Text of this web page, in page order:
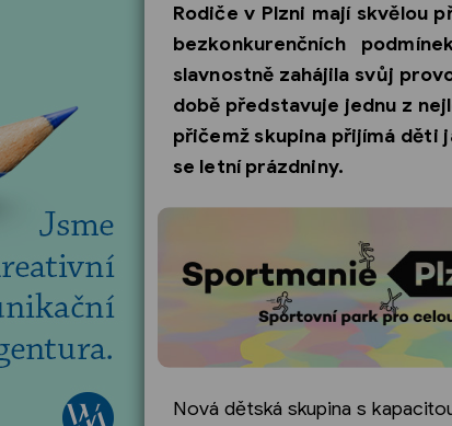
Rodiče v Plzni mají skvělou
bezkonkurenčních
slavnostně zahájila svůj
době představuje jednu z
přičemž skupina přijímá děti
se letní prázdniny.
Nová dětská skupina s